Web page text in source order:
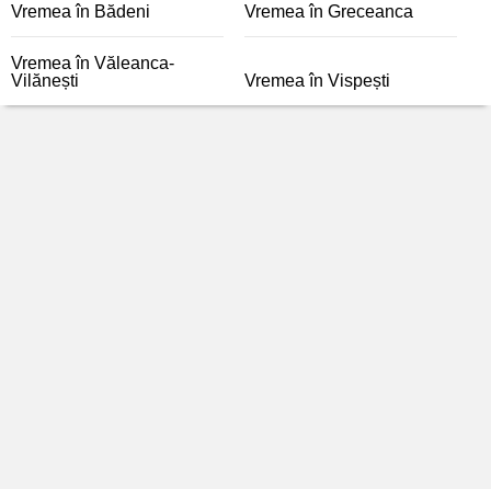
Vremea în Bădeni Vremea în Greceanca
Vremea în Văleanca-
Vilănești
Vremea în Vispești